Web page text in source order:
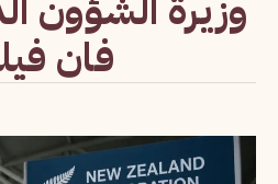
فان